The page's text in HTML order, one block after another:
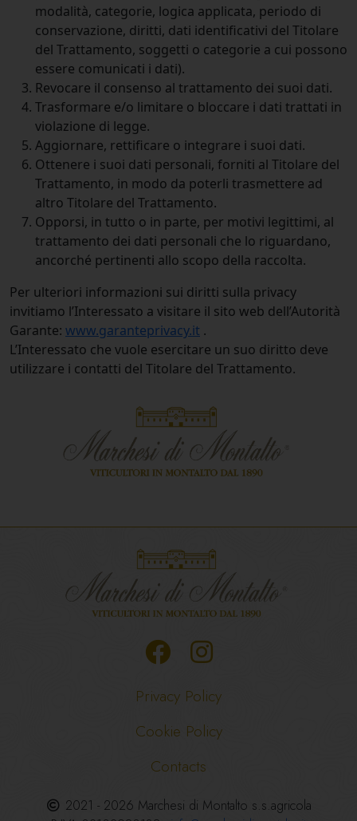
modalità, categorie, logica applicata, periodo di
conservazione, diritti, dati identificativi del Titolare
del Trattamento, soggetti o categorie a cui possono
essere comunicati i dati).
Revocare il consenso al trattamento dei suoi dati.
Trasformare e/o limitare o bloccare i dati trattati in
violazione di legge.
Aggiornare, rettificare o integrare i suoi dati.
Ottenere i suoi dati personali, forniti al Titolare del
Trattamento, in modo da poterli trasmettere ad
altro Titolare del Trattamento.
Opporsi, in tutto o in parte, per motivi legittimi, al
trattamento dei dati personali che lo riguardano,
ancorché pertinenti allo scopo della raccolta.
Per ulteriori informazioni sui diritti sulla privacy
invitiamo l’Interessato a visitare il sito web dell’Autorità
Garante: www.garanteprivacy.it .
L’Interessato che vuole esercitare un suo diritto deve
utilizzare i contatti del Titolare del Trattamento.
Privacy Policy
Cookie Policy
Contacts
2021 - 2026 Marchesi di Montalto s.s.agricola